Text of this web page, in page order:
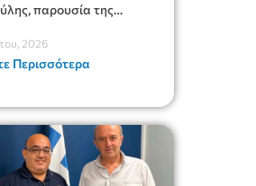
παρουσία της
Χαΐτα.
2026
Περισσότερα